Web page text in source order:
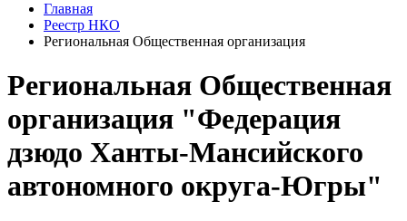
Главная
Реестр НКО
Региональная Общественная организация
Региональная Общественная
организация "Федерация
дзюдо Ханты-Мансийского
автономного округа-Югры"